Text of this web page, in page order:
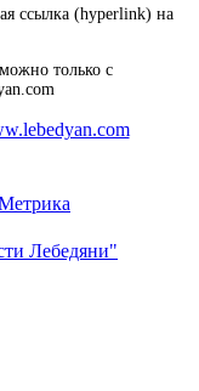
ссылка (hyperlink) на
только с
Лебедяни"